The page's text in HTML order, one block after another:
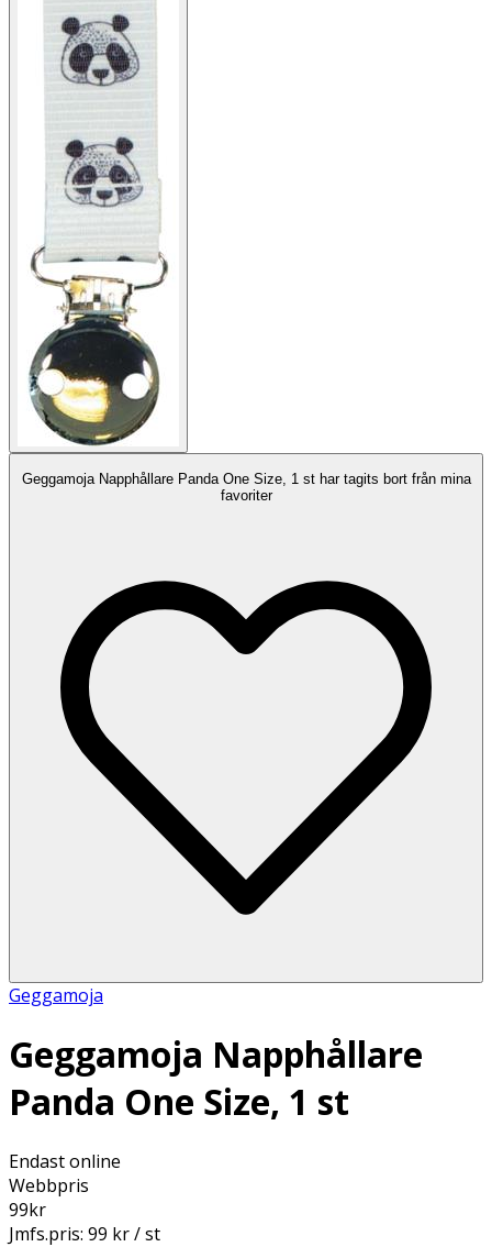
Geggamoja Napphållare Panda One Size, 1 st har tagits bort från mina
favoriter
Geggamoja
Geggamoja Napphållare
Panda One Size, 1 st
Endast online
Webbpris
99kr
Jmfs.pris: 99 kr / st